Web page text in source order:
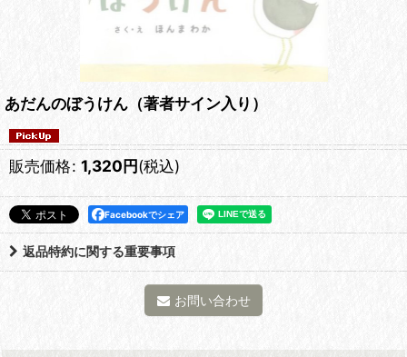
あだんのぼうけん（著者サイン入り）
販売価格: 1,320円(税込)
Facebookでシェア
返品特約に関する重要事項
お問い合わせ